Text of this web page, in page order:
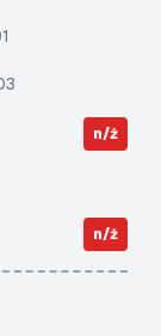
n/ż
n/ż